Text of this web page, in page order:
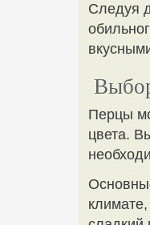
Следуя
Перцы
цвета.